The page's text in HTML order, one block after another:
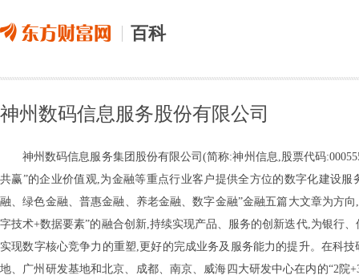
百科
神州数码信息服务股份有限公司
神州数码信息服务集团股份有限公司(简称:神州信息,股票代码
共赢”的企业价值观,为金融等重点行业客户提供全方位的数字化建设
融、绿色金融、普惠金融、养老金融、数字金融”金融五篇大文章为方
字技术+数据要素”的融合创新,持续实现产品、服务的创新迭代,为银行
实现数字核心竞争力的重塑,更好的完成业务及服务能力的提升。在科
地、广州研发基地和北京、成都、南京、威海四大研发中心在内的“2